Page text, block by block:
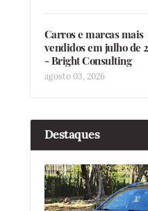
Carros e marcas mais
vendidos em julho de
- Bright Consulting
agosto 03, 2026
Destaques